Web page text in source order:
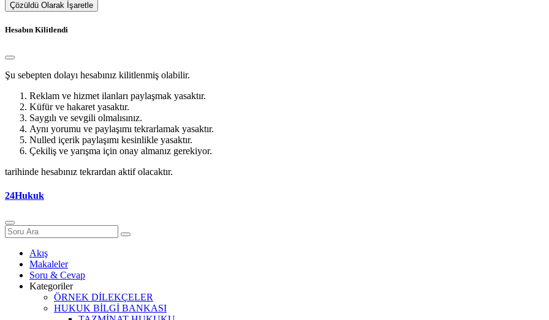
Çözüldü Olarak İşaretle
Hesabın Kilitlendi
Şu sebepten dolayı hesabınız kilitlenmiş olabilir.
Reklam ve hizmet ilanları paylaşmak yasaktır.
Küfür ve hakaret yasaktır.
Saygılı ve sevgili olmalısınız.
Aynı yorumu ve paylaşımı tekrarlamak yasaktır.
Nulled içerik paylaşımı kesinlikle yasaktır.
Çekiliş ve yarışma için onay almanız gerekiyor.
tarihinde hesabınız tekrardan aktif olacaktır.
24Hukuk
Akış
Makaleler
Soru & Cevap
Kategoriler
ÖRNEK DİLEKÇELER
HUKUK BİLGİ BANKASI